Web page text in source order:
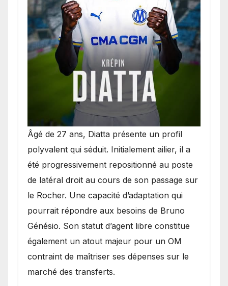
Âgé de 27 ans, Diatta présente un profil
polyvalent qui séduit. Initialement ailier, il a
été progressivement repositionné au poste
de latéral droit au cours de son passage sur
le Rocher. Une capacité d’adaptation qui
pourrait répondre aux besoins de Bruno
Génésio. Son statut d’agent libre constitue
également un atout majeur pour un OM
contraint de maîtriser ses dépenses sur le
marché des transferts.